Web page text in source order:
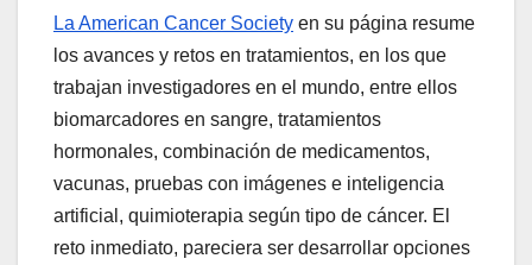
La American Cancer Society en su página resume
los avances y retos en tratamientos, en los que
trabajan investigadores en el mundo, entre ellos
biomarcadores en sangre, tratamientos
hormonales, combinación de medicamentos,
vacunas, pruebas con imágenes e inteligencia
artificial, quimioterapia según tipo de cáncer. El
reto inmediato, pareciera ser desarrollar opciones